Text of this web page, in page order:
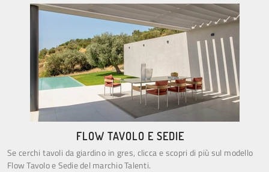
FLOW TAVOLO E SEDIE
Se cerchi tavoli da giardino in gres, clicca e scopri di più sul modello
Flow Tavolo e Sedie del marchio Talenti.